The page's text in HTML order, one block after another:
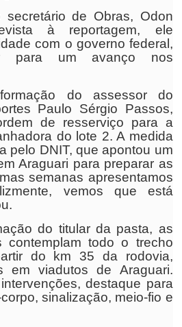
de Obras, Odon
à reportagem, ele
com o governo federal,
para um avanço nos
do assessor do
Paulo Sérgio Passos,
de resserviço para a
do lote 2. A medida
pelo DNIT, que apontou um
Araguari para preparar as
semanas apresentamos
vemos que está
do titular da pasta, as
contemplam todo o trecho
do km 35 da rodovia,
em viadutos de Araguari.
destaque para
sinalização, meio-fio e